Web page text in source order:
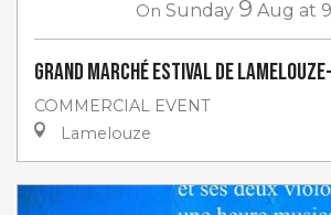
On Sunday 9 Aug at
Grand marché estival de
COMMERCIAL EVENT
Lamelouze